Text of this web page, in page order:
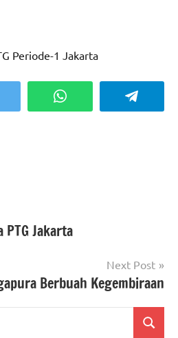
Periode-1 Jakarta
WhatsApp
Jakarta
Next Post
Berbuah Kegembiraan
Search